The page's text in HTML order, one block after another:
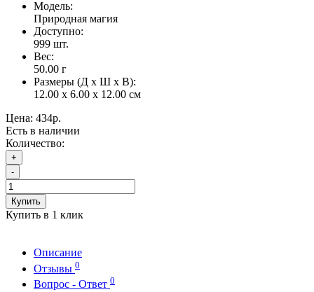
Модель:
Природная магия
Доступно:
999 шт.
Вес:
50.00 г
Размеры (Д x Ш x В):
12.00 x 6.00 x 12.00 см
Цена: 434р.
Есть в наличии
Количество:
+
-
Купить
Купить в 1 клик
Описание
Отзывы 0
Вопрос - Ответ 0